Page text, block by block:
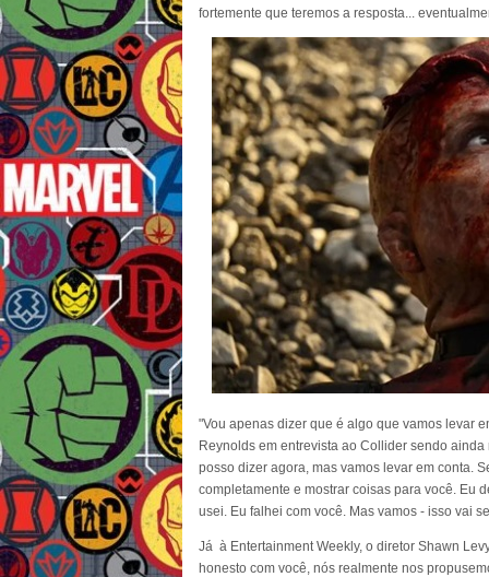
fortemente que teremos a resposta...
"Vou apenas dizer que é algo que vamos levar
Reynolds em entrevista ao Collider sendo
posso dizer agora, mas vamos levar em conta.
completamente e mostrar coisas para você. Eu
usei. Eu falhei com você. Mas vamos - isso vai
Já à Entertainment Weekly, o diretor Shawn
honesto com você, nós realmente nos